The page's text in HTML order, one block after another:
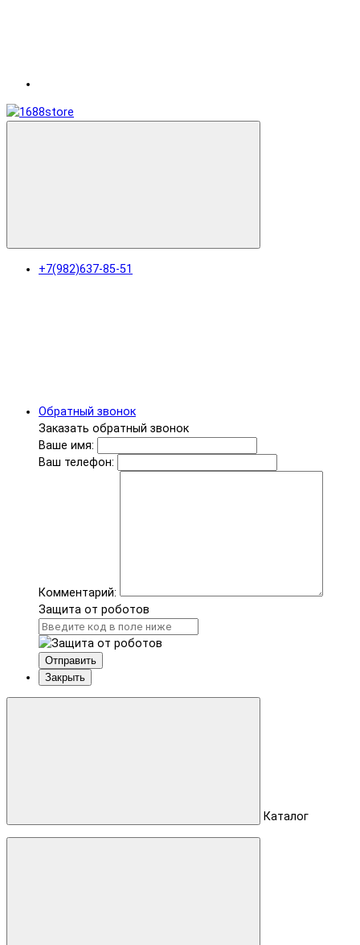
+7(982)637-85-51
Обратный звонок
Заказать обратный звонок
Ваше имя:
Ваш телефон:
Комментарий:
Защита от роботов
Отправить
Закрыть
Каталог